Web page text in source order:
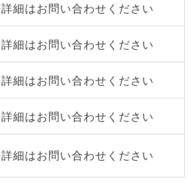
細はお問い合わせください
細はお問い合わせください
細はお問い合わせください
細はお問い合わせください
細はお問い合わせください